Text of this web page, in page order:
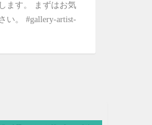
ます。 まずはお気
い。 #gallery-artist-